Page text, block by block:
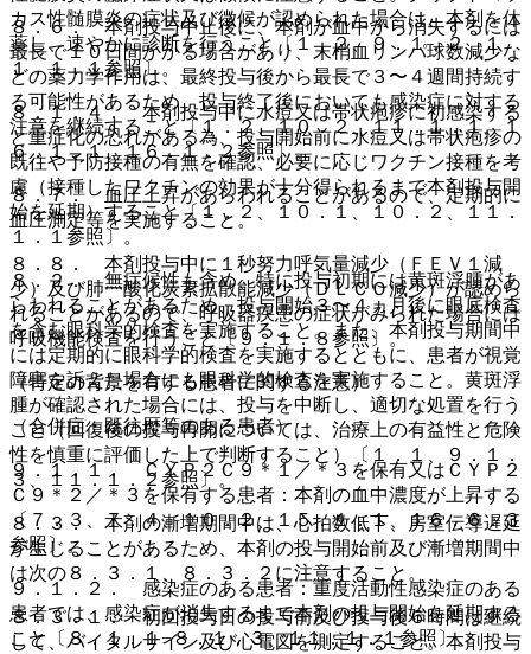
８．６． 本剤投与中止後に、本剤が血中から消失するには
最長で１０日間かかる場合があり、末梢血リンパ球数減少な
どの薬力学作用は、最終投与後から最長で３〜４週間持続す
る可能性があるため、投与終了後においても感染症に対する
注意を継続すること〔１．２、１０．２、１１．１．１、１
６．１．１、１６．１．２参照〕。
８．７． 血圧上昇があらわれることがあるので、定期的に
血圧測定等を実施すること。
８．８． 本剤投与中に１秒努力呼気量減少（ＦＥＶ１減
少）及び肺一酸化炭素拡散能減少（ＤＬＣＯ減少）が認めら
れることがあるので、呼吸器疾患の症状がみられた場合には
呼吸機能検査を行うこと〔９．１．８参照〕。
（特定の背景を有する患者に関する注意）
（合併症・既往歴等のある患者）
９．１．１． ＣＹＰ２Ｃ９＊１／＊３を保有又はＣＹＰ２
Ｃ９＊２／＊３を保有する患者：本剤の血中濃度が上昇する
〔７．３、７．４、１０．２、１５．１．１、１６．６．３
参照〕。
９．１．２． 感染症のある患者：重度活動性感染症のある
患者では、感染症が消失するまで本剤の投与開始を延期する
こと〔８．１．１−８．１．３、１１．１．１参照〕。
カス性髄膜炎の症状及び徴候が認められた場合は、本剤を休
薬し、速やかに診断を行うこと〔１．２、９．１．２、１
１．１．１参照〕。
８．１．４． 本剤投与中に水痘又は帯状疱疹に初感染する
と重症化の恐れがある為、投与開始前に水痘又は帯状疱疹の
既往や予防接種の有無を確認、必要に応じワクチン接種を考
慮（接種したワクチンの効果が十分得られるまで本剤投与開
始を延期）すること〔１．２、１０．１、１０．２、１１．
１．１参照〕。
８．２． 無症候性も含め、特に投与初期には黄斑浮腫があ
らわれることがあるため、投与開始３〜４ヵ月後に眼底検査
を含む眼科学的検査を実施すること。また、本剤投与期間中
には定期的に眼科学的検査を実施するとともに、患者が視覚
障害を訴えた場合にも眼科学的検査を実施すること。黄斑浮
腫が確認された場合には、投与を中断し、適切な処置を行う
こと（回復後の投与再開については、治療上の有益性と危険
性を慎重に評価した上で判断すること）〔１．１、９．１．
３、１１．１．２参照〕。
８．３． 本剤の漸増期間中は、心拍数低下、房室伝導遅延
が生じることがあるため、本剤の投与開始前及び漸増期間中
は次の８．３．１、８．３．２に注意すること。
８．３．１． 初回投与日の投与前及び投与後６時間は継続
して、バイタルサイン及び心電図を測定すること。本剤投与